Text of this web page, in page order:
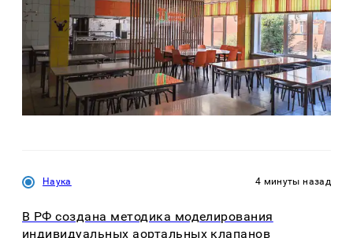
Наука 4 минуты назад
В РФ создана методика моделирования
индивидуальных аортальных клапанов